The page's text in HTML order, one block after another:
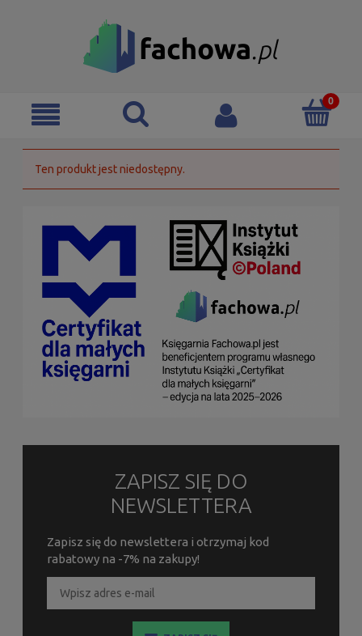
Ten produkt jest niedostępny.
ZAPISZ SIĘ DO
NEWSLETTERA
Zapisz się do newslettera i otrzymaj kod
rabatowy na -7% na zakupy!